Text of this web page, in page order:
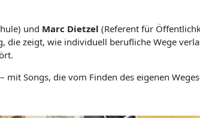
und Marc Dietzel (Referent für
die zeigt, wie individuell berufliche Wege
– mit Songs, die vom Finden des eigenen